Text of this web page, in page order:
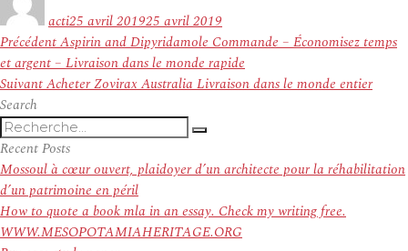
actile
25 avril 201925 avril 2019
Navigation
de
l’article
PrécédentArticle
précédent :
Aspirin and Dipyridamole Commande – Économisez temps
et argent – Livraison dans le monde rapide
SuivantArticle
Acheter Zovirax Australia Livraison dans le monde entier
Search
Recherche
pour
:
Recherche
Recent Posts
Mossoul à cœur ouvert, plaidoyer d’un architecte pour la réhabilitation
d’un patrimoine en péril
How to quote a book mla in an essay. Check my writing free.
WWW.MESOPOTAMIAHERITAGE.ORG